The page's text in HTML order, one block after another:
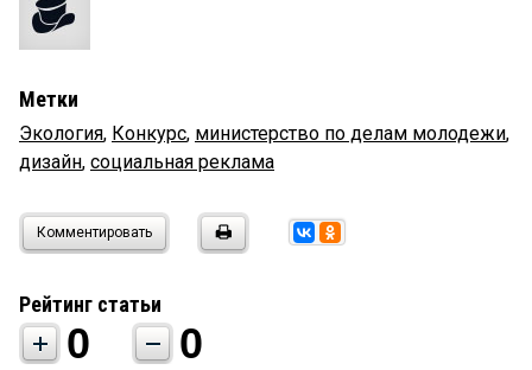
Метки
Экология, Конкурс, министерство по делам молодежи,
дизайн, социальная реклама
Комментировать
Рейтинг статьи
0 0